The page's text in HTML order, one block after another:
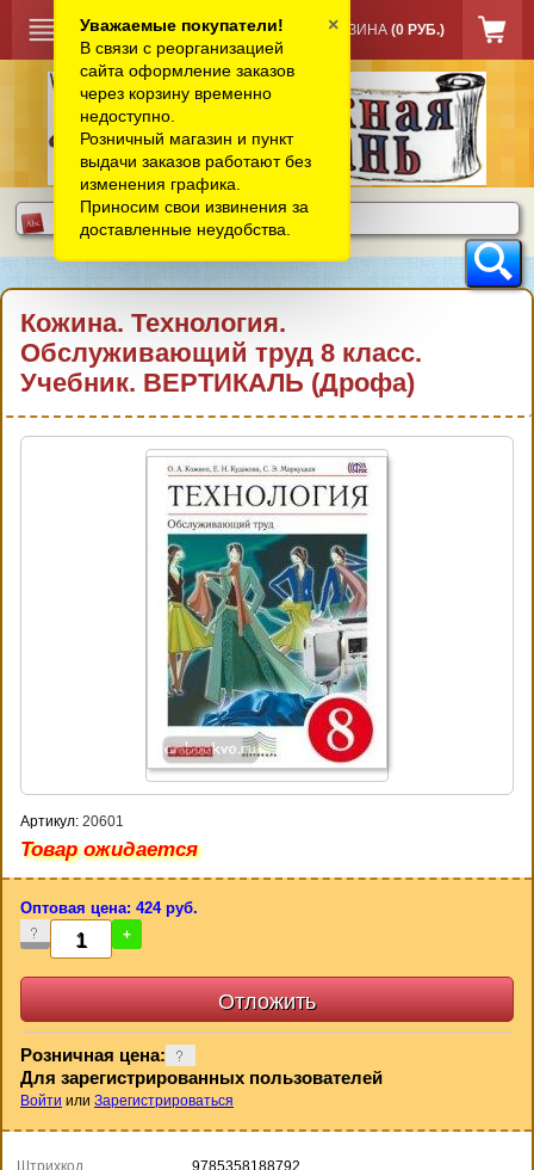
КОРЗИНА (0 РУБ.)
Кожина. Технология.
Обслуживающий труд 8 класс.
Учебник. ВЕРТИКАЛЬ (Дрофа)
Артикул: 20601
Товар ожидается
Оптовая цена: 424 руб.
- +
Розничная цена:
Для зарегистрированных пользователей
Войти или Зарегистрироваться
Штрихкод
9785358188792
Уважаемые покупатели!
В связи с реорганизацией
сайта оформление заказов
через корзину временно
недоступно.
Розничный магазин и пункт
выдачи заказов работают без
изменения графика.
Приносим свои извинения за
доставленные неудобства.
×